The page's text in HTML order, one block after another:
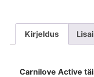
Kirjeldus
Carnilove Active